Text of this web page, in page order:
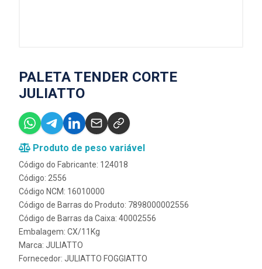
PALETA TENDER CORTE
JULIATTO
Produto de peso variável
Código do Fabricante: 124018
Código: 2556
Código NCM: 16010000
Código de Barras do Produto: 7898000002556
Código de Barras da Caixa: 40002556
Embalagem: CX/11Kg
Marca: JULIATTO
Fornecedor: JULIATTO FOGGIATTO